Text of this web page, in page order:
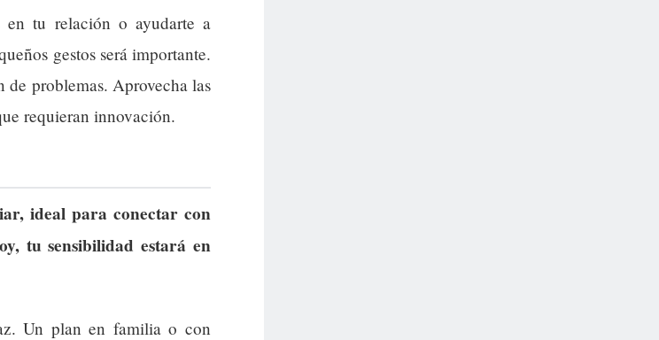
en tu relación o ayudarte a
gestos será importante.
problemas. Aprovecha las
requieran innovación.
ideal para conectar con
tu sensibilidad estará en
Un plan en familia o con